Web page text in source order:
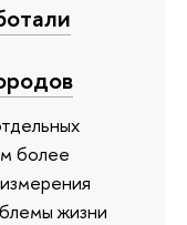
более
жизни